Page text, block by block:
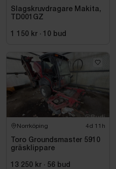
Slagskruvdragare Makita,
TD001GZ
1 150 kr · 10 bud
Norrköping 4d 11h
Toro Groundsmaster 5910
gräsklippare
13 250 kr · 56 bud